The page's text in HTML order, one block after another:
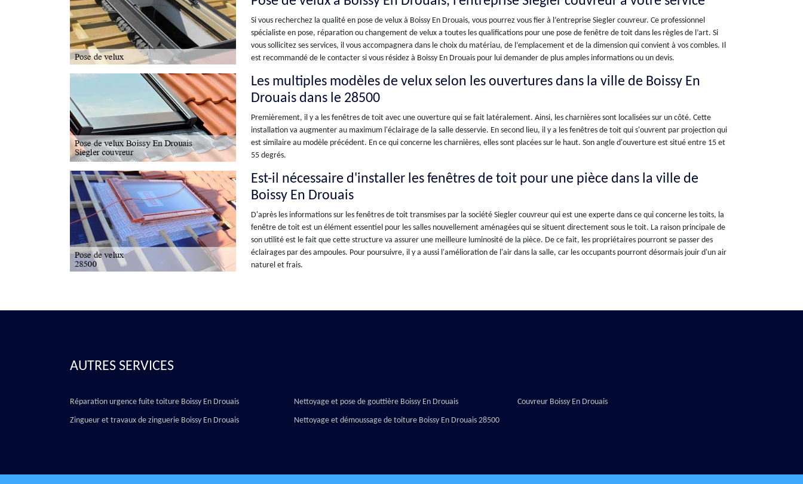
Si vous recherchez la qualité en pose de velux à Boissy En Drouais, vous pourrez vous fier à l’entreprise Siegler couvreur. Ce professionnel
spécialiste en pose, réparation ou changement de velux a toutes les qualifications pour une pose de fenêtre de toit dans les règles de l’art. Si
vous sollicitez ses services, il vous accompagnera dans le choix du matériau, de l’emplacement et de la dimension qui convient à vos combles. Il
est recommandé de le contacter si vous résidez à Boissy En Drouais pour lui demander de plus amples informations ou un devis.
Les multiples modèles de velux selon les ouvertures dans la ville de Boissy En
Drouais dans le 28500
Premièrement, il y a les fenêtres de toit avec une ouverture qui se fait latéralement. Ainsi, les charnières sont localisées sur un côté. Cette
installation va augmenter au maximum l'éclairage de la salle desservie. En second lieu, il y a les fenêtres de toit qui s'ouvrent par projection qui
est similaire au modèle précédent. En ce qui concerne les charnières, elles sont placées sur le haut. Son angle d'ouverture est situé entre 15 et
55 degrés.
Est-il nécessaire d'installer les fenêtres de toit pour une pièce dans la ville de
Boissy En Drouais
D'après les informations sur les fenêtres de toit transmises par la société Siegler couvreur qui est une experte dans ce qui concerne les toits, la
fenêtre de toit est un élément essentiel pour les salles nouvellement aménagées qui se situent directement sous le toit. La raison principale de
son utilité est le fait que cette structure va assurer une meilleure luminosité de la pièce. De ce fait, les propriétaires pourront se passer des
éclairages par des ampoules. Pour poursuivre, il y a aussi l'amélioration de l'air dans la salle, car les occupants pourront désormais jouir d'un air
naturel et frais.
AUTRES SERVICES
Réparation urgence fuite toiture Boissy En Drouais
Zingueur et travaux de zinguerie Boissy En Drouais
Nettoyage et pose de gouttière Boissy En Drouais
Nettoyage et démoussage de toiture Boissy En Drouais 28500
Couvreur Boissy En Drouais